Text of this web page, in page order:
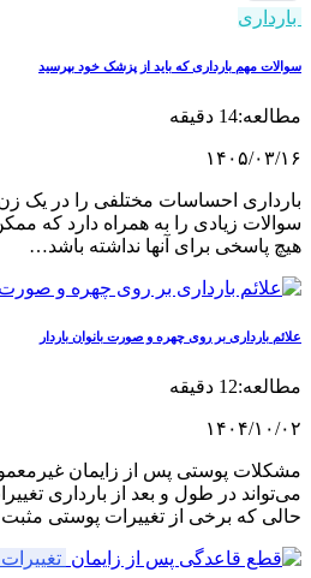
مهم بارداری که باید از پزشک خود بپرسید
دقیقه
۰۳/۱۶
احساسات مختلفی را در یک زن
زیادی را به همراه دارد که ممکن
پاسخی برای آنها نداشته باشد…
بارداری بر روی چهره و صورت بانوان باردار
دقیقه
۱۰/۰۲
پوستی پس از زایمان غیرمعمول
در طول و بعد از بارداری تغییرات
که برخی از تغییرات پوستی مثبت
تغییرات زنان